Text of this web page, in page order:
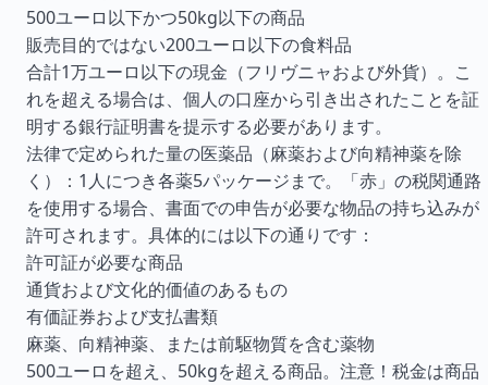
500ユーロ以下かつ50kg以下の商品
販売目的ではない200ユーロ以下の食料品
合計1万ユーロ以下の現金（フリヴニャおよび外貨）。こ
れを超える場合は、個人の口座から引き出されたことを証
明する銀行証明書を提示する必要があります。
法律で定められた量の医薬品（麻薬および向精神薬を除
く）：1人につき各薬5パッケージまで。「赤」の税関通路
を使用する場合、書面での申告が必要な物品の持ち込みが
許可されます。具体的には以下の通りです：
許可証が必要な商品
通貨および文化的価値のあるもの
有価証券および支払書類
麻薬、向精神薬、または前駆物質を含む薬物
500ユーロを超え、50kgを超える商品。注意！税金は商品